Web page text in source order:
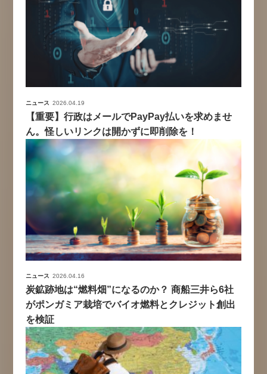
ニュース 2026.04.19
【重要】行政はメールでPayPay払いを求めませ
ん。怪しいリンクは開かずに即削除を！
ニュース 2026.04.16
炭鉱跡地は“燃料畑”になるのか？ 商船三井ら6社
がポンガミア栽培でバイオ燃料とクレジット創出
を検証